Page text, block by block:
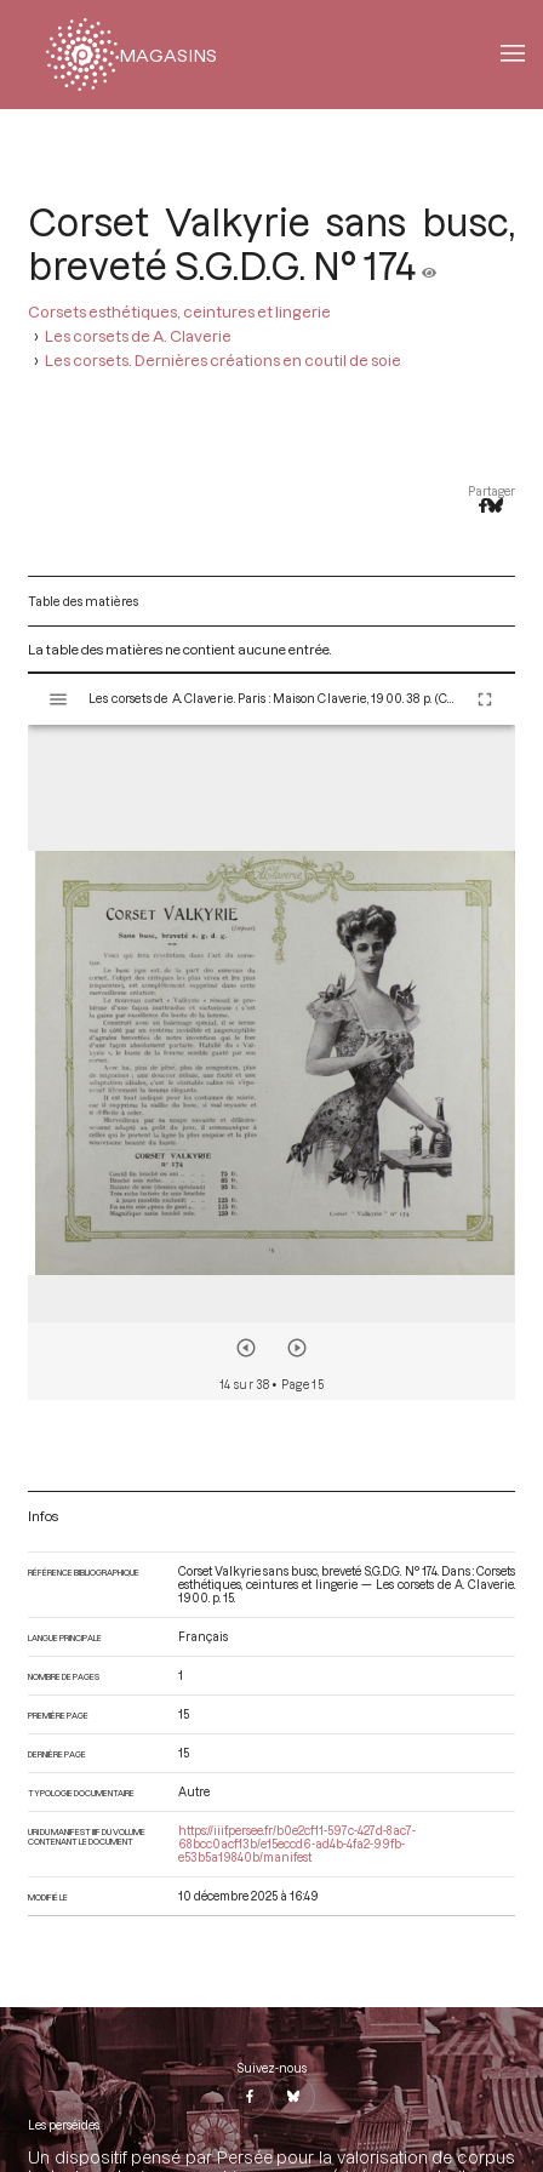
MAGASINS
Corset Valkyrie sans busc,
breveté S.G.D.G. N° 174
Corsets esthétiques, ceintures et lingerie
Les corsets de A. Claverie
Les corsets. Dernières créations en coutil de soie
Partager
Table des matières
La table des matières ne contient aucune entrée.
s
Les corsets de A. Claverie. Paris : Maison Claverie, 1900. 38 p. (Corsets esthétiques, ceintures et lingerie, 7)
14 sur 38• Page 15
Infos
RÉFÉRENCE BIBLIOGRAPHIQUE
Corset Valkyrie sans busc, breveté S.G.D.G. N° 174. Dans : Corsets
esthétiques, ceintures et lingerie — Les corsets de A. Claverie.
1900. p. 15.
LANGUE PRINCIPALE Français
NOMBRE DE PAGES 1
PREMIÈRE PAGE 15
DERNIÈRE PAGE 15
TYPOLOGIE DOCUMENTAIRE Autre
URI DU MANIFEST IIIF DU VOLUME
CONTENANT LE DOCUMENT
https://iiif.persee.fr/b0e2cf11-597c-427d-8ac7-
68bcc0acf13b/e15eccd6-ad4b-4fa2-99fb-
e53b5a19840b/manifest
MODIFIÉ LE 10 décembre 2025 à 16:49
Suivez-nous
Les perséides
Un dispositif pensé par Persée pour la valorisation de corpus